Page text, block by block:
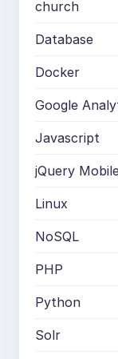
church
Database
Docker
Google
Javascript
jQuery
Linux
NoSQL
PHP
Python
Solr